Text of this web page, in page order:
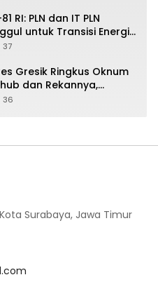
RI: PLN dan IT PLN
untuk Transisi Energi
Terbarukan bagi
37
Gresik Ringkus Oknum
dan Rekannya,
Jaringan Bangkalan
36
Surabaya, Jawa Timur